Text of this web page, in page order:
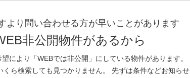
より問い合わせる方が早いことがあります
非公開物件があるから
により「WEBでは非公開」にしている物件があります。
くら検索しても見つかりません。 先ずは条件などお知らせ